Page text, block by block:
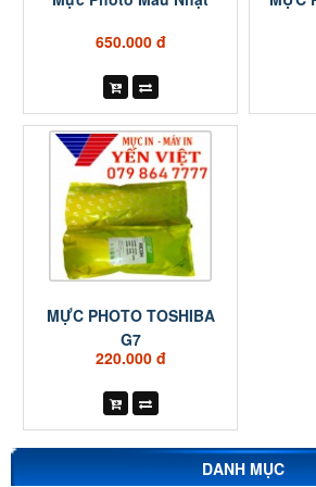
650.000 đ
MỰC PHOTO TOSHIBA
G7
220.000 đ
DANH MỤC